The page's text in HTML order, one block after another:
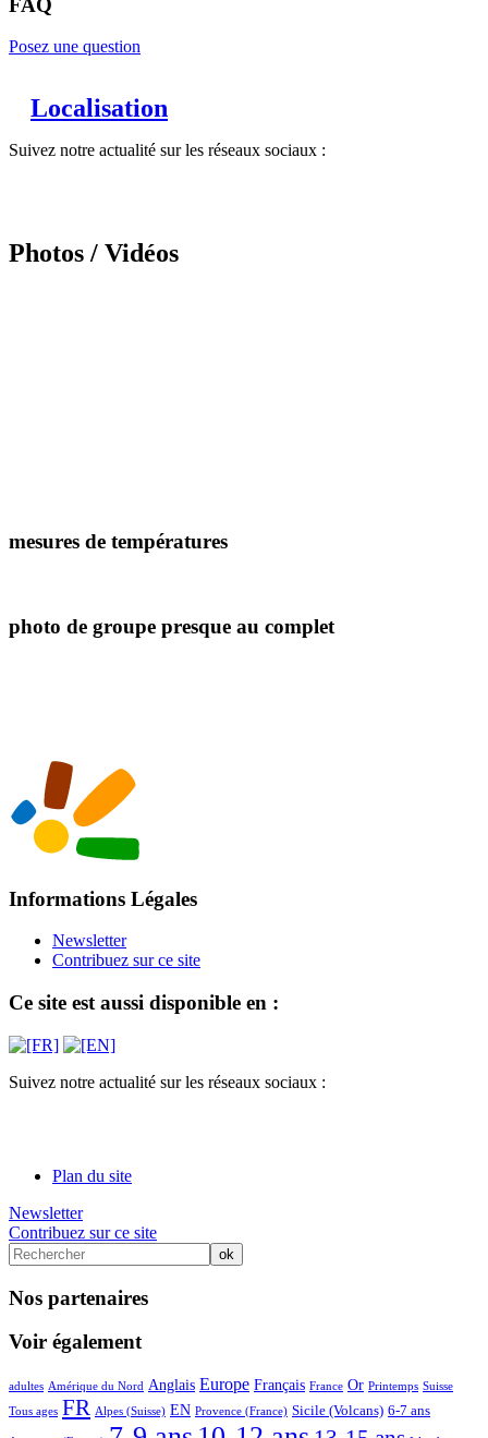
Posez une question
Localisation
Suivez notre actualité sur les réseaux sociaux :
Photos / Vidéos
mesures de températures
photo de groupe presque au complet
Informations Légales
Newsletter
Contribuez sur ce site
Ce site est aussi disponible en :
Suivez notre actualité sur les réseaux sociaux :
Plan du site
Newsletter
Contribuez sur ce site
Nos partenaires
Voir également
6/65
adultes
6/65 Amérique du Nord
28/65 Anglais
30/65 Europe
23/65 Français
14/65 France
25/65 Or
2/65 Printemps
7/65 Suisse
6/65
Tous ages
48/65 FR
7/65 Alpes (Suisse)
23/65 EN
5/65 Provence (France)
17/65 Sicile (Volcans)
17/65 6-7 ans
9/65